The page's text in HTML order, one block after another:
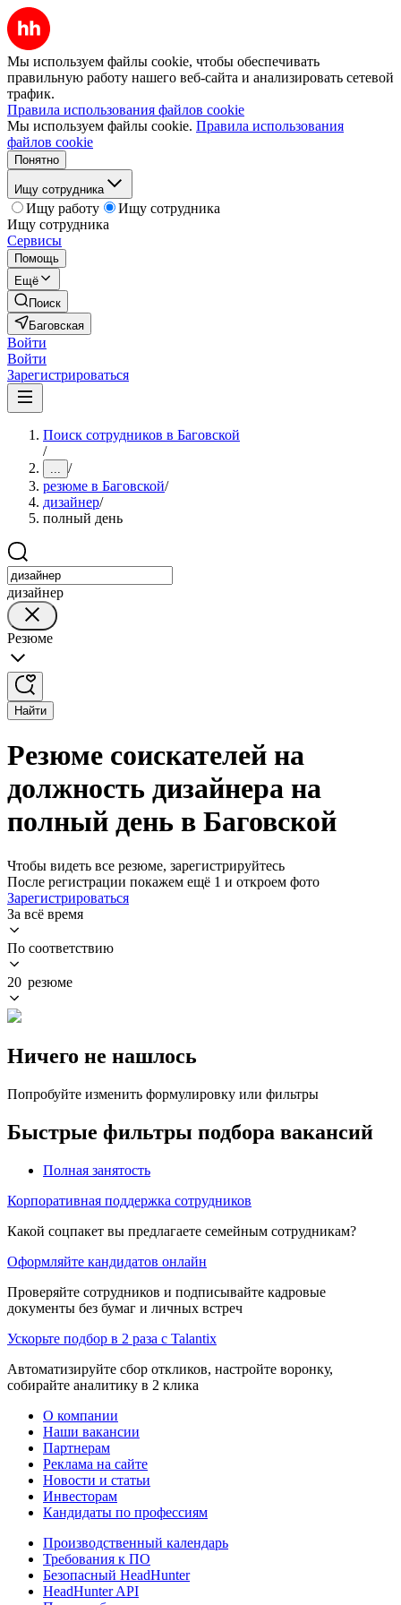
Мы используем файлы cookie, чтобы обеспечивать
правильную работу нашего веб-сайта и анализировать сетевой
трафик.
Правила использования файлов cookie
Мы используем файлы cookie. Правила использования
файлов cookie
Понятно
Ищу сотрудника
Ищу работу
Ищу сотрудника
Ищу сотрудника
Сервисы
Помощь
Ещё
Поиск
Баговская
Войти
Войти
Зарегистрироваться
Поиск сотрудников в Баговской
/
... /
резюме в Баговской/
дизайнер/
полный день
дизайнер
Резюме
Найти
Резюме соискателей на
должность дизайнера на
полный день в Баговской
Чтобы видеть все резюме, зарегистрируйтесь
После регистрации покажем ещё 1 и откроем фото
Зарегистрироваться
За всё время
По соответствию
20 резюме
Ничего не нашлось
Попробуйте изменить формулировку или фильтры
Быстрые фильтры подбора вакансий
Полная занятость
Корпоративная поддержка сотрудников
Какой соцпакет вы предлагаете семейным сотрудникам?
Оформляйте кандидатов онлайн
Проверяйте сотрудников и подписывайте кадровые
документы без бумаг и личных встреч
Ускорьте подбор в 2 раза с Talantix
Автоматизируйте сбор откликов, настройте воронку,
собирайте аналитику в 2 клика
О компании
Наши вакансии
Партнерам
Реклама на сайте
Новости и статьи
Инвесторам
Кандидаты по профессиям
Производственный календарь
Требования к ПО
Безопасный HeadHunter
HeadHunter API